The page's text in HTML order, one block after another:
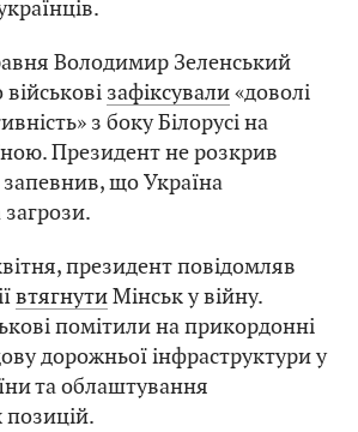
Володимир Зеленський
зафіксували«доволі
з боку Білорусі на
Президент не розкрив
що Україна
президент повідомляв
втягнутиМінськ у війну.
помітили на прикордонні
дорожньої інфраструктури у
та облаштування
позицій.